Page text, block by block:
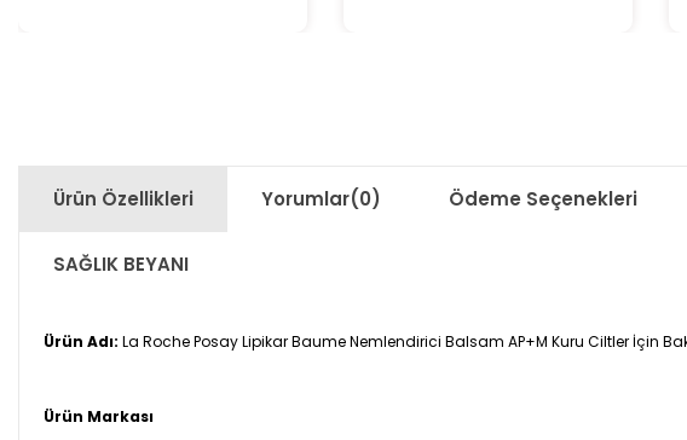
Ürün Özellikleri Yorumlar(0) Ödeme Seçenekleri
SAĞLIK BEYANI
Ürün Adı: La Roche Posay Lipikar Baume Nemlendirici Balsam AP+M Kuru Ciltler İçin
Ürün Markası